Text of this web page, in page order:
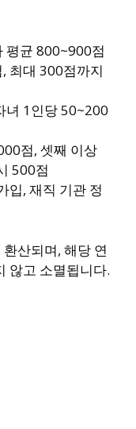
평균 800~900점
최대 300점까지
녀 1인당 50~200
점, 셋째 이상
500점
입, 재직 기관 정
환산되며, 해당 연
않고 소멸됩니다.